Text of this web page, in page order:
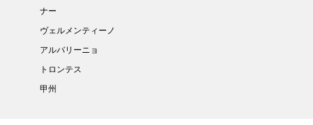
ナー
ヴェルメンティーノ
アルバリーニョ
トロンテス
甲州